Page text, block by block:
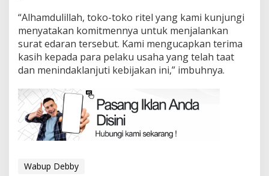
“Alhamdulillah, toko-toko ritel yang kami kunjungi
menyatakan komitmennya untuk menjalankan
surat edaran tersebut. Kami mengucapkan terima
kasih kepada para pelaku usaha yang telah taat
dan menindaklanjuti kebijakan ini,” imbuhnya.
Wabup Debby